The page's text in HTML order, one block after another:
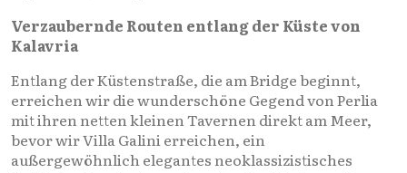
Verzaubernde Routen entlang der Küste von
Kalavria
Entlang der Küstenstraße, die am Bridge beginnt,
erreichen wir die wunderschöne Gegend von Perlia
mit ihren netten kleinen Tavernen direkt am Meer,
bevor wir Villa Galini erreichen, ein
außergewöhnlich elegantes neoklassizistisches